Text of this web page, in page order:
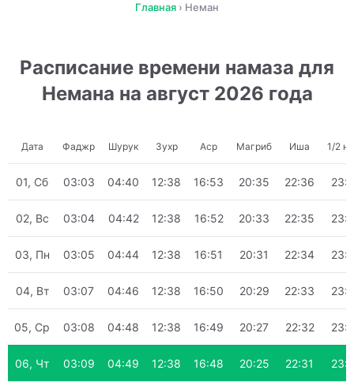
Главная › Неман
Расписание времени намаза для
Немана на август 2026 года
Дата Фаджр Шурук Зухр Аср Магриб Иша 1/2
01, Сб 03:03 04:40 12:38 16:53 20:35 22:36
02, Вс 03:04 04:42 12:38 16:52 20:33 22:35
03, Пн 03:05 04:44 12:38 16:51 20:31 22:34
04, Вт 03:07 04:46 12:38 16:50 20:29 22:33
05, Ср 03:08 04:48 12:38 16:49 20:27 22:32
06, Чт 03:09 04:49 12:38 16:48 20:25 22:31